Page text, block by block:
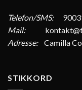
Telefon/SMS:
Mail:
Adresse: Camilla
STIKKORD